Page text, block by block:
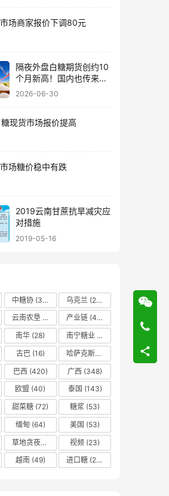
场商家报价下调80元
隔夜外盘白糖期货创约10
个月新高！国内也传来利
好……
2026-06-30
现货市场报价提高
场糖价稳中有跌
2019云南甘蔗抗旱减灾应
对措施
2019-05-16
中糖协 (37) 乌克兰 (20)
云南农垦 产业链 (42)
南华 (28) 南宁糖业
古巴(16) 哈萨克斯坦
巴西(420) 广西 (348)
欧盟 (40) 泰国 (143)
甜菜糖 (72) 糖浆 (53)
缅甸 (64) 美国 (53)
草地贪夜蛾 视频 (23)
越南(49) 进口糖 (236)